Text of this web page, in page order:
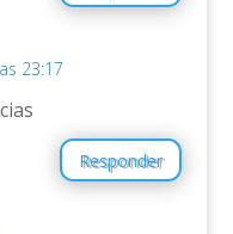
23:17
Responder